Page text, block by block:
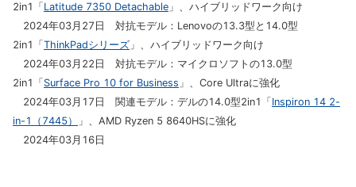
2in1「 Latitude 7350 Detachable 」、ハイブリッドワーク向け
2024年03月27日 対抗モデル：Lenovoの13.3型と14.0型
2in1「 ThinkPadシリーズ 」、ハイブリッドワーク向け
2024年03月22日 対抗モデル：マイクロソフトの13.0型
2in1「 Surface Pro 10 for Business 」、Core Ultraに強化
2024年03月17日 関連モデル：デルの14.0型2in1「 Inspiron 14 2-
in-1（7445）
」、AMD Ryzen 5 8640HSに強化
2024年03月16日